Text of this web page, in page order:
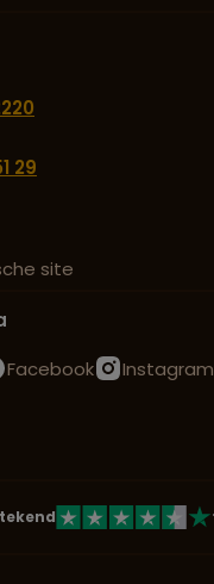
29
site
Facebook Instagram